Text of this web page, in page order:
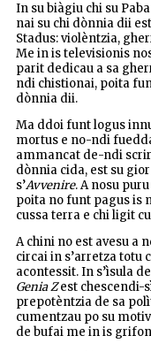
In su biàgiu chi su
nai su chi dònnia dii
Stadus: violèntzia,
Me in is televisionis
parit dedicau a sa
ndi chistionai, poita
dònnia dii.
Ma ddoi funt logus
mortus e no-ndi
ammancat de-ndi
dònnia cida, est su
s’Avvenire. A nosu
poita no funt pagus is
cussa terra e chi ligit
A chini no est avesu a
circai in s’arretza totu
acontessit. In s’ìsula
Genia Zest chescendi-
prepotèntzia de sa
cumentzau po su
de bufai me in is